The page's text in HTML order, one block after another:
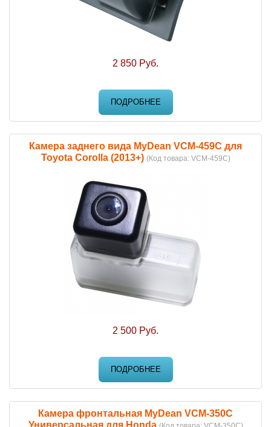
2 850 Руб.
ПОДРОБНЕЕ
Камера заднего вида MyDean VCM-459C для
Toyota Corolla (2013+) (Код товара: VCM-459C)
2 500 Руб.
ПОДРОБНЕЕ
Камера фронтальная MyDean VCM-350C